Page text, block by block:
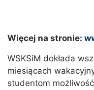
Więcej na stronie:
WSKSiM dokłada
miesiącach
studentom